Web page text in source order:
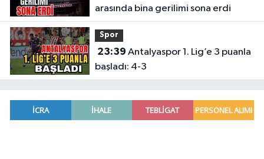
arasında bina gerilimi sona erdi
Spor
23:39
başladı: 4-3